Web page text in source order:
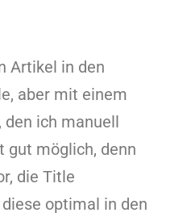
Artikel in den
aber mit einem
den ich manuell
gut möglich, denn
die Title
optimal in den